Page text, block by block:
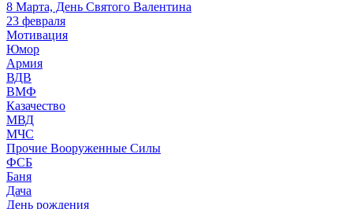
8 Марта, День Святого Валентина
23 февраля
Мотивация
Юмор
Армия
ВДВ
ВМФ
Казачество
МВД
МЧС
Прочие Вооруженные Силы
ФСБ
Баня
Дача
День рождения